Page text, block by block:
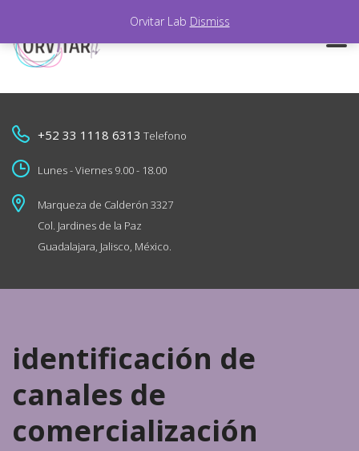
+52 33 1118 6313 Telefono
Lunes - Viernes 9.00 - 18.00
Marqueza de Calderón 3327
Col. Jardines de la Paz
Guadalajara, Jalisco, México.
identificación de
canales de
comercialización
Orvitar Lab Dismiss